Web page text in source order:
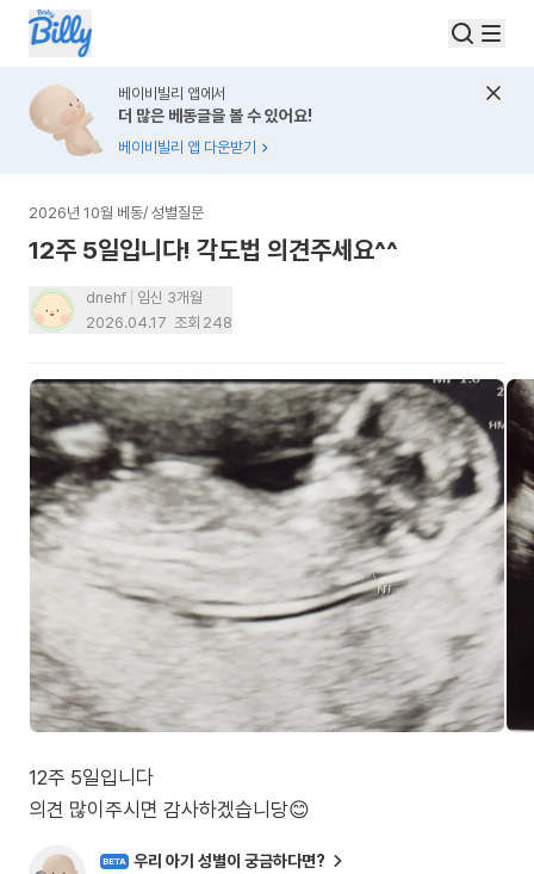
베이비빌리 앱에서
더 많은 베동글을 볼 수 있어요!
베이비빌리 앱 다운받기
2026년 10월 베동/ 성별질문
12주 5일입니다! 각도법 의견주세요^^
dnehf
임신 3개월
2026.04.17 조회 248
12주 5일입니다
의견 많이주시면 감사하겠습니당😊
BETA 우리 아기 성별이 궁금하다면?